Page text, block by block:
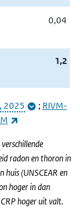
0,04
1,2
2025 ; RIVM-
radon en thoron in
huis (UNSCEAR en
hoger in dan
hoger uit valt.